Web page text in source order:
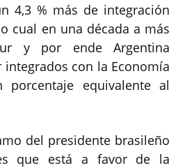
4,3 % más de integración
cual en una década a más
y por ende Argentina
integrados con la Economía
equivalente al
del presidente brasileño
que está a favor de la